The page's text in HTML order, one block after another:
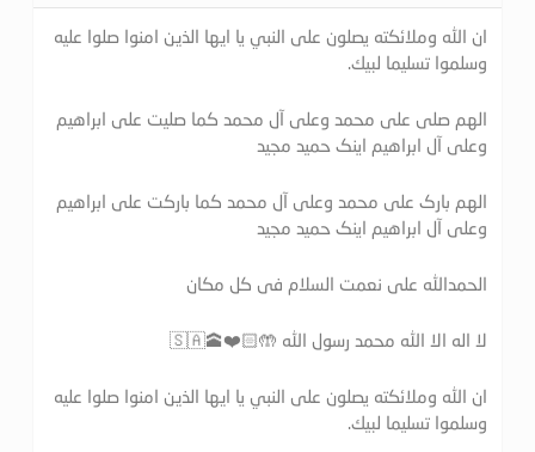
ان الله وملائكته يصلون على النبي يا ايها الذين امنوا صلوا عليه
وسلموا تسليما لبيك.
الهم صلی علی محمد وعلی آل محمد کما صلیت علی ابراهیم
وعلی آل ابراهیم اینک حمید مجید
الهم بارک علی محمد وعلی آل محمد کما بارکت علی ابراهیم
وعلی آل ابراهیم اینک حمید مجید
الحمدالله علی نعمت السلام فی کل مکان
لا اله الا الله محمد رسول الله 🤲🏻❤️🕋🇸🇦
ان الله وملائكته يصلون على النبي يا ايها الذين امنوا صلوا عليه
وسلموا تسليما لبيك.